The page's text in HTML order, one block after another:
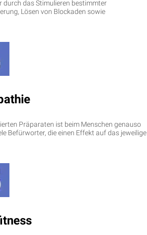
durch das Stimulieren bestimmter
Lösen von Blockaden sowie
Präparaten ist beim Menschen genauso
Befürworter, die einen Effekt auf das jeweilige